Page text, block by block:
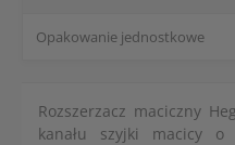
Opakowanie jednostkowe
Rozszerzacz maciczny
kanału szyjki macicy o